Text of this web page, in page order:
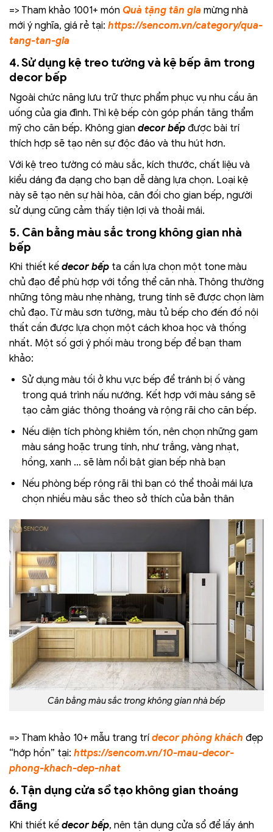
=> Tham khảo 1001+ món Quà tặng tân gia mừng nhà
mới ý nghĩa, giá rẻ tại: https://sencom.vn/category/qua-
tang-tan-gia
4. Sử dụng kệ treo tường và kệ bếp âm trong
decor bếp
Ngoài chức năng lưu trữ thực phẩm phục vụ nhu cầu ăn
uống của gia đình. Thì kệ bếp còn góp phần tăng thẩm
mỹ cho căn bếp. Không gian decor bếp được bài trí
thích hợp sẽ tạo nên sự độc đáo và thu hút hơn.
Với kệ treo tường có màu sắc, kích thước, chất liệu và
kiểu dáng đa dạng cho bạn dễ dàng lựa chọn. Loại kệ
này sẽ tạo nên sự hài hòa, cân đối cho gian bếp, người
sử dụng cũng cảm thấy tiện lợi và thoải mái.
5. Cân bằng màu sắc trong không gian nhà
bếp
Khi thiết kế decor bếp ta cần lựa chọn một tone màu
chủ đạo để phù hợp với tổng thể căn nhà. Thông thường
những tông màu nhẹ nhàng, trung tính sẽ được chọn làm
chủ đạo. Từ màu sơn tường, màu tủ bếp cho đến đồ nội
thất cần được lựa chọn một cách khoa học và thống
nhất. Một số gợi ý phối màu trong bếp để bạn tham
khảo:
Sử dụng màu tối ở khu vực bếp để tránh bị ố vàng
trong quá trình nấu nướng. Kết hợp với màu sáng sẽ
tạo cảm giác thông thoáng và rộng rãi cho căn bếp.
Nếu diện tích phòng khiêm tốn, nên chọn những gam
màu sáng hoặc trung tính, như trắng, vàng nhạt,
hồng, xanh … sẽ làm nổi bật gian bếp nhà bạn
Nếu phòng bếp rộng rãi thì bạn có thể thoải mái lựa
chọn nhiều màu sắc theo sở thích của bản thân
Cân bằng màu sắc trong không gian nhà bếp
=> Tham khảo 10+ mẫu trang trí decor phòng khách đẹp
“hớp hồn” tại: https://sencom.vn/10-mau-decor-
phong-khach-dep-nhat
6. Tận dụng cửa sổ tạo không gian thoáng
đãng
Khi thiết kế decor bếp, nên tận dụng cửa sổ để lấy ánh